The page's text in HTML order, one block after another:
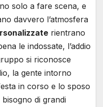
solo a fare scena, e
davvero l’atmosfera
rientrano
le indossate, l’addio
si riconosce
la gente intorno
in corso e lo sposo
di grandi